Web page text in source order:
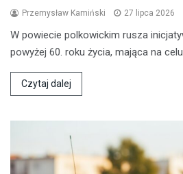
Przemysław Kamiński 27 lipca 2026
W powiecie polkowickim rusza
powyżej 60. roku życia, mająca na
Czytaj dalej